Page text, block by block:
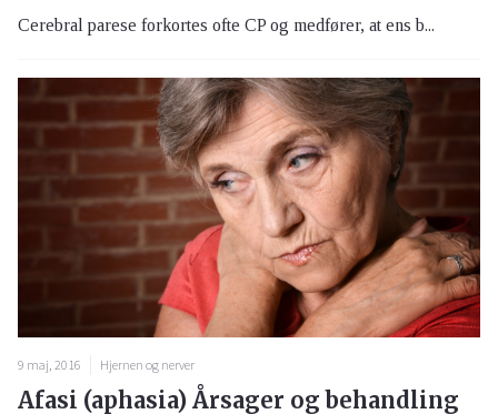
Cerebral parese forkortes ofte CP og medfører, at ens b...
9 maj, 2016 Hjernen og nerver
Afasi (aphasia) Årsager og behandling